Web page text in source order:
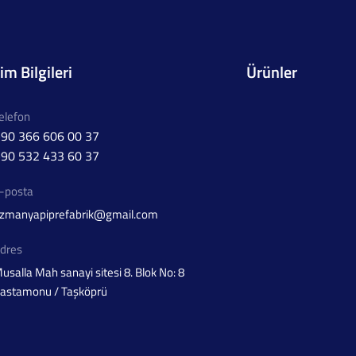
Bilgileri
366 606 00 37
532 433 60 37
posta
Mah sanayi sitesi 8. Blok No: 8
/ Taşköprü
Ürünler